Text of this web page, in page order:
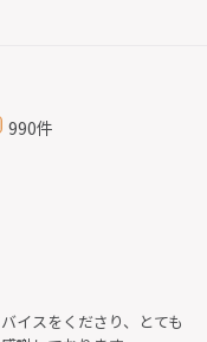
990件
イスをくださり、とても